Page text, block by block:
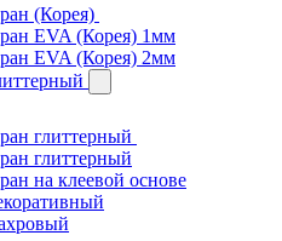
(Корея)
EVA (Корея) 1мм
EVA (Корея) 2мм
глиттерный
глиттерный
на клеевой основе